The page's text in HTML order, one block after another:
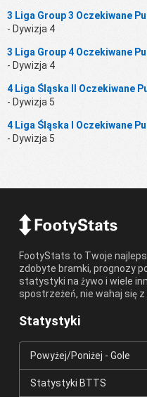
3 Liga Group 3 Oczekiwane
- Dywizja 4
3 Liga Group 4 Oczekiwane
- Dywizja 4
4 Liga Śląska II Oczekiwane
- Dywizja 5
4 Liga Śląska I Oczekiwane
- Dywizja 5
FootyStats to Twoje
zdobyte bramki, prognozy
statystyki na żywo i wiele
spostrzeżeń, nie wahaj się
Statystyki
Powyżej/Poniżej - Gole
Statystyki BTTS